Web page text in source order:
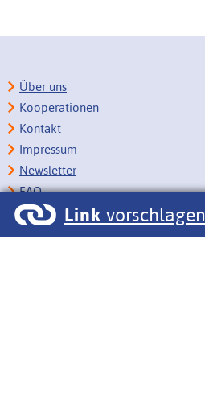
Link vorschlagen
Über uns
Kooperationen
Kontakt
Impressum
Newsletter
FAQ
Copyright